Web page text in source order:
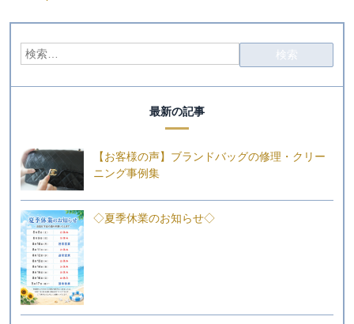
最新の記事
【お客様の声】ブランドバッグの修理・クリー
ニング事例集
◇夏季休業のお知らせ◇